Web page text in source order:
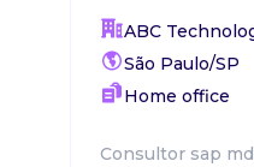
ABC
São Paulo/SP
Home office
Consultor sap